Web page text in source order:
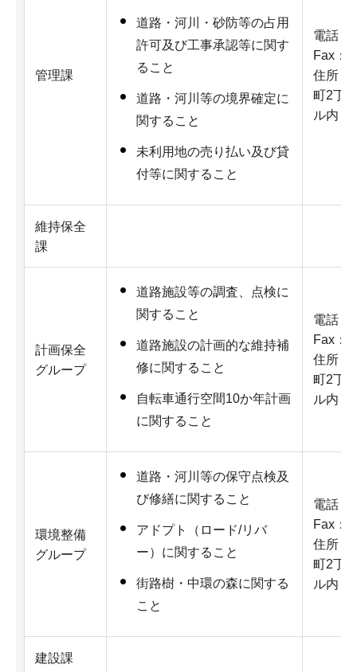
管理課
道路・河川・砂防等の占用
許可及び工事承認等に関す
ること
道路・河川等の境界確定に
関すること
未利用地の売り払い及び貸
付等に関すること
電話：
Fax：
住所：
町2丁
ル内
維持保全
課
計画保全
グループ
道路施設等の調査、点検に
関すること
道路施設の計画的な維持補
修に関すること
自転車通行空間10か年計画
に関すること
電話：
Fax：
住所：
町2丁
ル内
環境整備
グループ
道路・河川等の保守点検及
び修繕に関すること
アドプト（ロード/リバ
ー）に関すること
街路樹・中環の森に関する
こと
電話：
Fax：
住所：
町2丁
ル内
建設課